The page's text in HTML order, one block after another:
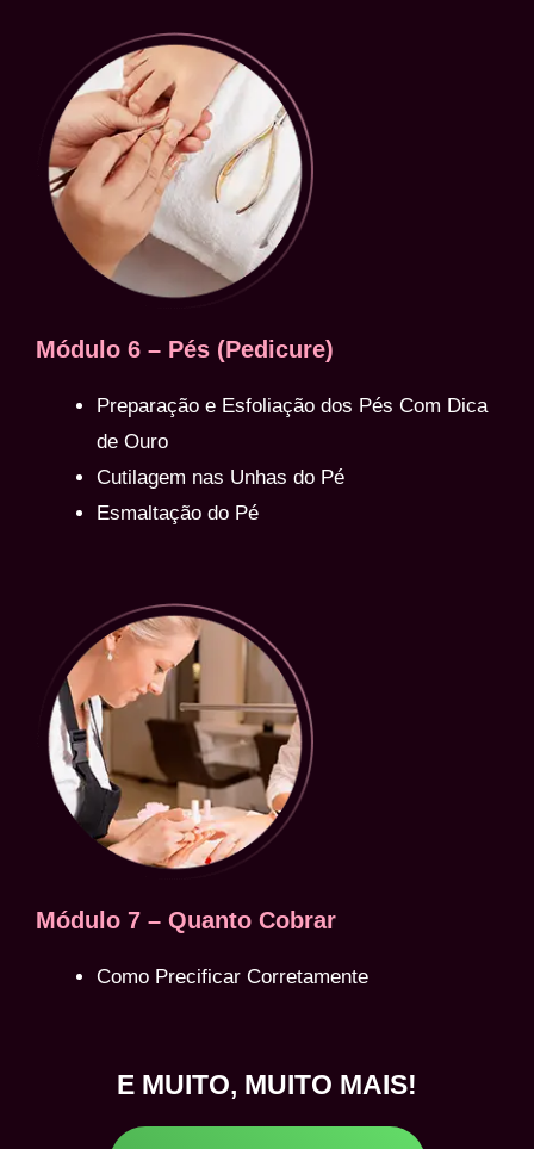
Módulo 6 – Pés (Pedicure)
Preparação e Esfoliação dos Pés Com Dica
de Ouro
Cutilagem nas Unhas do Pé
Esmaltação do Pé
Módulo 7 – Quanto Cobrar
Como Precificar Corretamente
E MUITO, MUITO MAIS!